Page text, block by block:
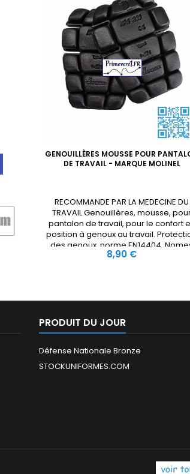
GENOUILLÈRES MOUSSE POUR
DE TRAVAIL - MARQUE MOLINEL
RECOMMANDE PAR LA MEDECINE DU
TRAVAIL Genouillères, mousse,
pantalon de travail, pour le confort
position à genoux au travail.
des genoux, norme EN14404.
CE.
Prix
8,90 €
PRODUIT DU JOUR
Défense Nationale Bronze
STOCKUNIFORMES.COM